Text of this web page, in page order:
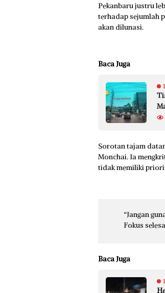
Pekanbaru justru
terhadap sejumlah
akan dilunasi.
Baca Juga
Sorotan tajam
Monchai. Ia
tidak memiliki
“Jangan
Fokus
Baca Juga